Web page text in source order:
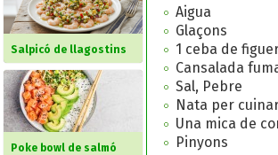
Salpicó de llagostins
Poke bowl de salmó
Aigua
Glaçons
1 ceba de
Cansalada
Sal, Pebre
Nata per
Una mica de
Pinyons